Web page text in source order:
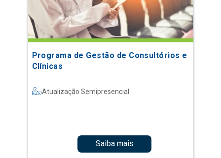
Programa de Gestão de Consultórios e
Clínicas
Atualização Semipresencial
Saiba mais